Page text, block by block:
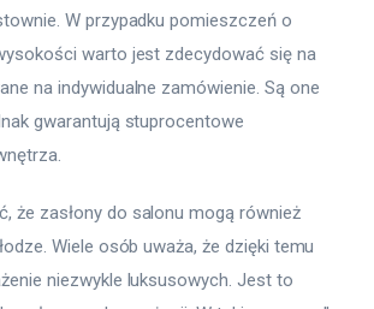
W przypadku pomieszczeń o
warto jest zdecydować się na
na indywidualne zamówienie. Są one
gwarantują stuprocentowe
że zasłony do salonu mogą również
Wiele osób uważa, że dzięki temu
niezwykle luksusowych. Jest to